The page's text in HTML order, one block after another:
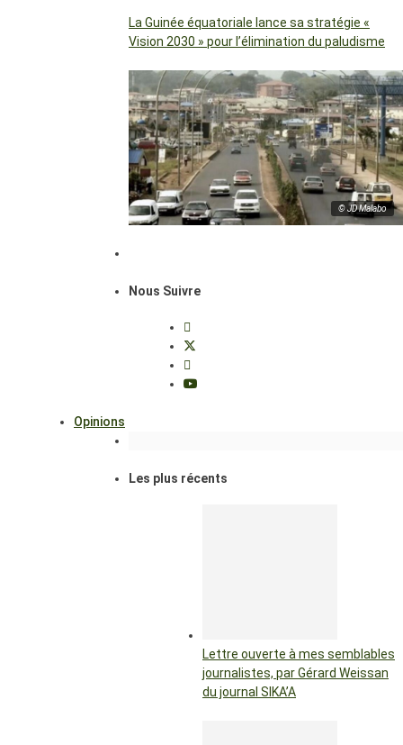
La Guinée équatoriale lance sa stratégie «
Vision 2030 » pour l’élimination du paludisme
© JD Malabo
Nous Suivre
Opinions
Les plus récents
Lettre ouverte à mes semblables
journalistes, par Gérard Weissan
du journal SIKA’A